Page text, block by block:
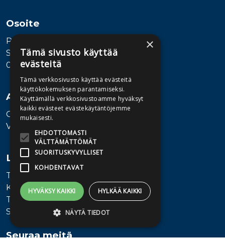
Osoite
Publiva Oy
Sörnäistenkatu 1
00580 Helsinki
Asiakaspalvelu
Ota yhteyttä
Vaihde: 010 345100
Lisätietoa
Toimitusehdot
Käyttöohjeet
Tietosuojaseloste
Saavutettavuusseloste
Seuraa meitä
×
Tämä sivusto käyttää
evästeitä
Tämä verkkosivusto käyttää evästeitä
käyttökokemuksen parantamiseksi.
Käyttämällä verkkosivustoamme hyväksyt
kaikki evästeet evästekäytäntöjemme
mukaisesti.
EHDOTTOMASTI
VÄLTTÄMÄTTÖMÄT
SUORITUSKYVYLLISET
KOHDENTAVAT
HYVÄKSY KAIKKI HYLKÄÄ KAIKKI
NÄYTÄ TIEDOT